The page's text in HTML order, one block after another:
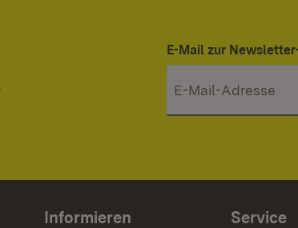
E-Mail zur
Informieren Service